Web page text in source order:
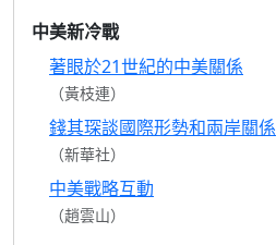
中美新冷戰
著眼於21世紀的中美關係
（黃枝連）
錢其琛談國際形勢和兩岸關係
（新華社）
中美戰略互動
（趙雲山）